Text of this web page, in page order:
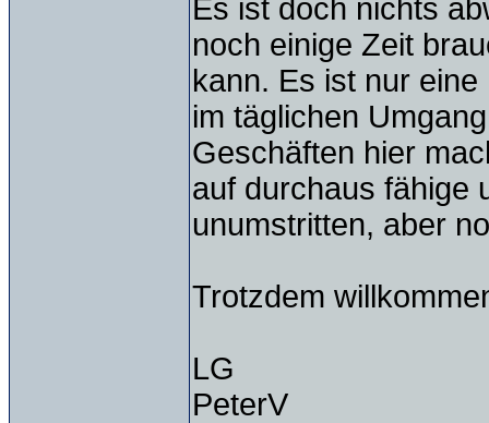
Es ist doch nichts
noch einige Zeit
kann. Es ist nur
im täglichen
Geschäften hier
auf durchaus fähige
unumstritten, aber
Trotzdem
LG
PeterV